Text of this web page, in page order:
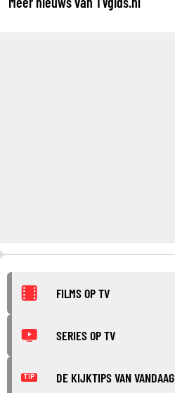
FILMS OP TV
SERIES OP TV
TIP DE KIJKTIPS VAN VANDAAG